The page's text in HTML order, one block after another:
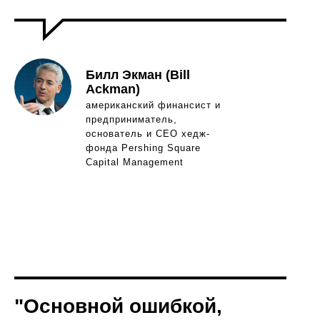
Билл Экман (Bill
Ackman)
американский финансист и
предприниматель,
основатель и CEO хедж-
фонда Pershing Square
Capital Management
"Основной ошибкой,